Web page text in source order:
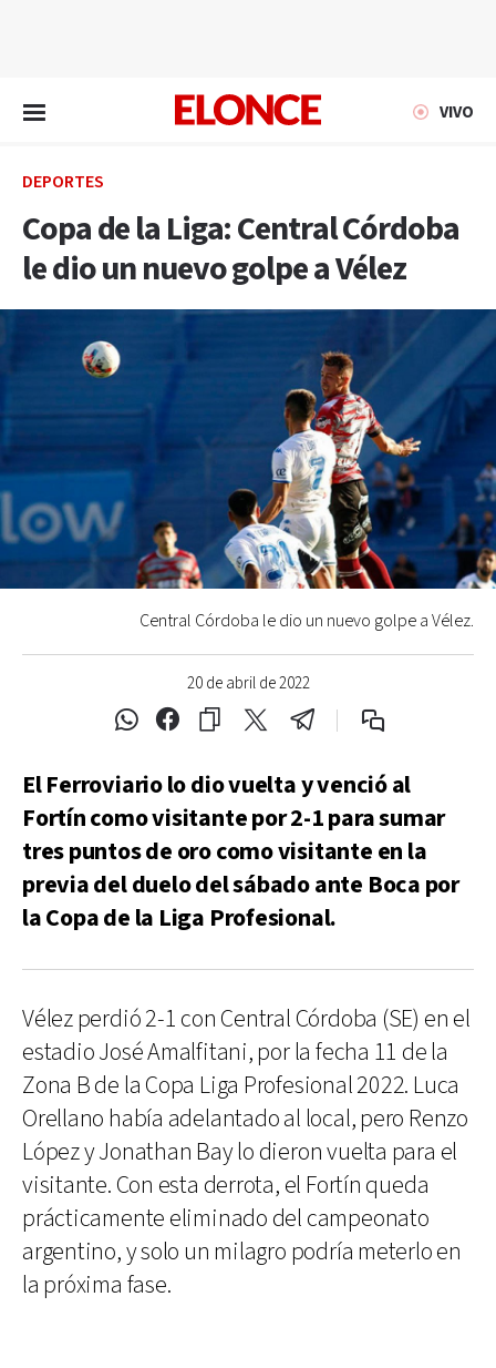
VIVO
DEPORTES
Copa de la Liga: Central Córdoba
le dio un nuevo golpe a Vélez
20 de abril de 2022
Central Córdoba le dio un nuevo golpe a Vélez.
El Ferroviario lo dio vuelta y venció al
Fortín como visitante por 2-1 para sumar
tres puntos de oro como visitante en la
previa del duelo del sábado ante Boca por
la Copa de la Liga Profesional.
Vélez perdió 2-1 con Central Córdoba (SE) en el
estadio José Amalfitani, por la fecha 11 de la
Zona B de la Copa Liga Profesional 2022. Luca
Orellano había adelantado al local, pero Renzo
López y Jonathan Bay lo dieron vuelta para el
visitante. Con esta derrota, el Fortín queda
prácticamente eliminado del campeonato
argentino, y solo un milagro podría meterlo en
la próxima fase.